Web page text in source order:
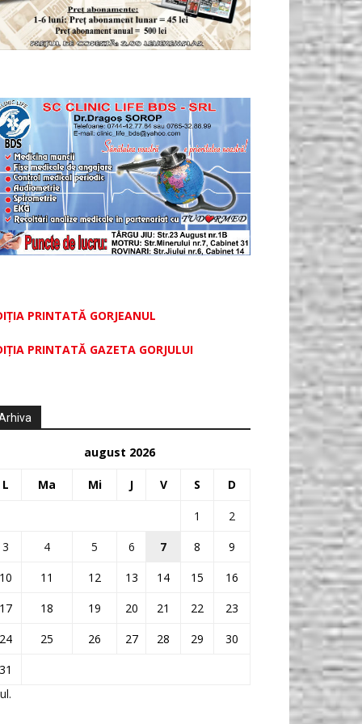
PRINTATĂ GORJEANUL
PRINTATĂ GAZETA GORJULUI
august 2026
L Ma Mi J V S D
1
2
3
4 5 6 7 8
9
11 12 13 14 15
16
18 19 20 21 22
23
25 26 27 28 29
30